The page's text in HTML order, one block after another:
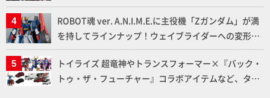
ー塗料の未来についてインタビュー！
ROBOT魂 ver. A.N.I.M.E.に主役機「Zガンダム」が満
を持してラインナップ！ウェイブライダーへの変形、
劇中どおりのプロポーションを再現【機動戦士Zガン
ダム】
トイライズ 超竜神やトランスフォーマー×『バック・
トゥ・ザ・フューチャー』コラボアイテムなど、タカ